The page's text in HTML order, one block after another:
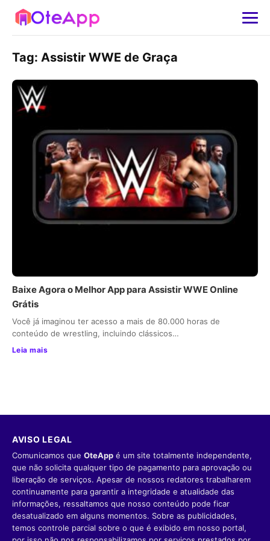
Tag: Assistir WWE de Graça
Baixe Agora o Melhor App para Assistir WWE Online
Grátis
Você já imaginou ter acesso a mais de 80.000 horas de
conteúdo de wrestling, incluindo clássicos…
Leia mais
AVISO LEGAL
Comunicamos que OteApp é um site totalmente independente,
que não solicita qualquer tipo de pagamento para aprovação ou
liberação de serviços. Apesar de nossos redatores trabalharem
continuamente para garantir a integridade e atualidade das
informações, ressaltamos que nosso conteúdo pode ficar
desatualizado em alguns momentos. Sobre as publicidades,
temos controle parcial sobre o que é exibido em nosso portal,